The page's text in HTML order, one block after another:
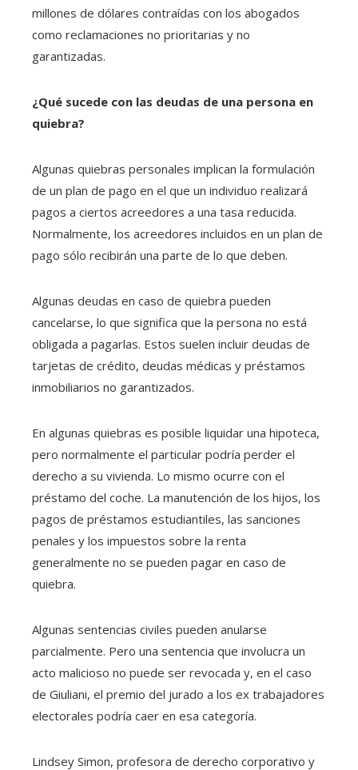
millones de dólares contraídas con los abogados
como reclamaciones no prioritarias y no
garantizadas.
¿Qué sucede con las deudas de una persona en
quiebra?
Algunas quiebras personales implican la formulación
de un plan de pago en el que un individuo realizará
pagos a ciertos acreedores a una tasa reducida.
Normalmente, los acreedores incluidos en un plan de
pago sólo recibirán una parte de lo que deben.
Algunas deudas en caso de quiebra pueden
cancelarse, lo que significa que la persona no está
obligada a pagarlas. Estos suelen incluir deudas de
tarjetas de crédito, deudas médicas y préstamos
inmobiliarios no garantizados.
En algunas quiebras es posible liquidar una hipoteca,
pero normalmente el particular podría perder el
derecho a su vivienda. Lo mismo ocurre con el
préstamo del coche. La manutención de los hijos, los
pagos de préstamos estudiantiles, las sanciones
penales y los impuestos sobre la renta
generalmente no se pueden pagar en caso de
quiebra.
Algunas sentencias civiles pueden anularse
parcialmente. Pero una sentencia que involucra un
acto malicioso no puede ser revocada y, en el caso
de Giuliani, el premio del jurado a los ex trabajadores
electorales podría caer en esa categoría.
Lindsey Simon, profesora de derecho corporativo y